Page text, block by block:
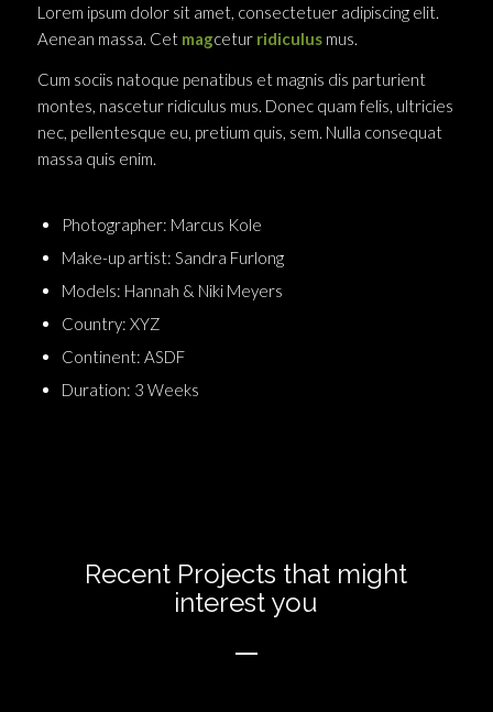
Lorem ipsum dolor sit amet, consectetuer adipiscing elit.
Aenean massa. Cet magcetur ridiculusmus.
Cum sociis natoque penatibus et magnis dis parturient
montes, nascetur ridiculus mus. Donec quam felis, ultricies
nec, pellentesque eu, pretium quis, sem. Nulla consequat
massa quis enim.
Photographer: Marcus Kole
Make-up artist: Sandra Furlong
Models: Hannah & Niki Meyers
Country: XYZ
Continent: ASDF
Duration: 3 Weeks
Recent Projects that might
interest you